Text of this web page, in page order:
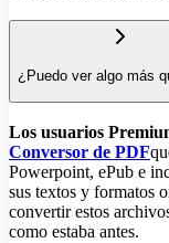
¿Puedo ver algo más
Los usuarios
Conversor de PDF
Powerpoint, ePub e
sus textos y formatos
convertir estos
como estaba antes.